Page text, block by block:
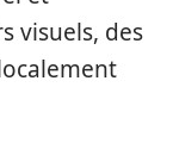
visuels, des